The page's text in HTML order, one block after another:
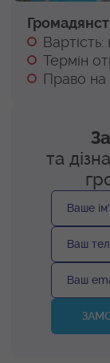
Вартість:
Термін
Право на
та
Ваше
Ваш
Ваш